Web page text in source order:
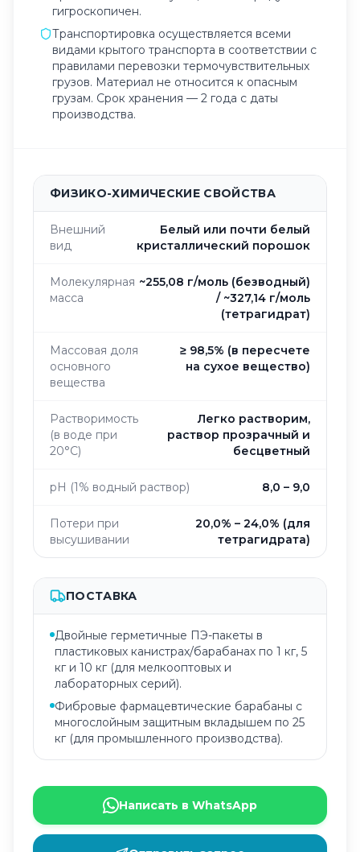
гигроскопичен.
Транспортировка осуществляется всеми
видами крытого транспорта в соответствии с
правилами перевозки термочувствительных
грузов. Материал не относится к опасным
грузам. Срок хранения — 2 года с даты
производства.
ФИЗИКО-ХИМИЧЕСКИЕ СВОЙСТВА
Внешний
вид
Белый или почти белый
кристаллический порошок
Молекулярная
масса
~255,08 г/моль (безводный)
/ ~327,14 г/моль
(тетрагидрат)
Массовая доля
основного
вещества
≥ 98,5% (в пересчете
на сухое вещество)
Растворимость
(в воде при
20°C)
Легко растворим,
раствор прозрачный и
бесцветный
pH (1% водный раствор) 8,0 – 9,0
Потери при
высушивании
20,0% – 24,0% (для
тетрагидрата)
ПОСТАВКА
Двойные герметичные ПЭ-пакеты в
пластиковых канистрах/барабанах по 1 кг, 5
кг и 10 кг (для мелкооптовых и
лабораторных серий).
Фибровые фармацевтические барабаны с
многослойным защитным вкладышем по 25
кг (для промышленного производства).
Написать в WhatsApp